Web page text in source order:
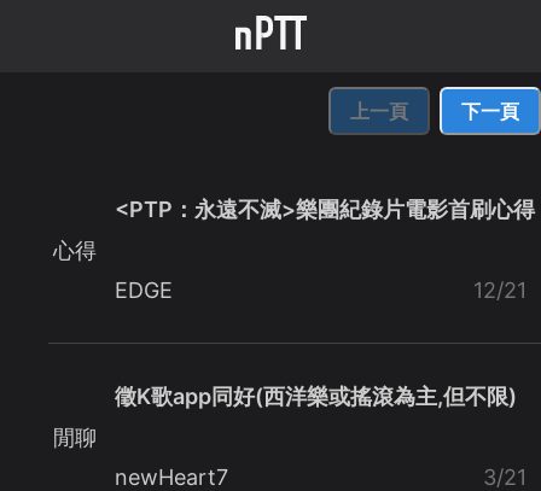
上一頁 下一頁
心得
<PTP：永遠不滅>樂團紀錄片電影首刷心得
EDGE 12/21
閒聊
徵K歌app同好(西洋樂或搖滾為主,但不限)
newHeart7 3/21